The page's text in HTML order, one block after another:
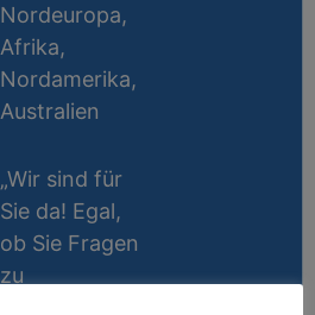
Nordeuropa,
Afrika,
Nordamerika,
Australien
„Wir sind für
Sie da! Egal,
ob Sie Fragen
zu